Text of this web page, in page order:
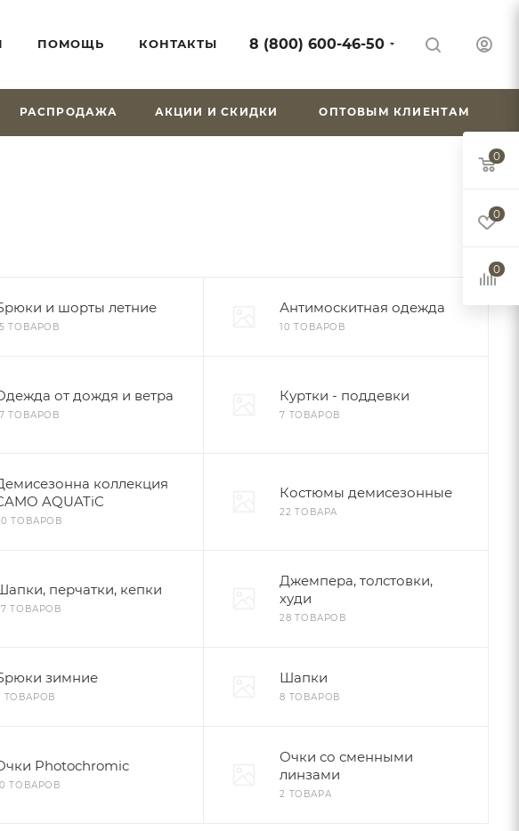
ПОМОЩЬ КОНТАКТЫ 8 (800) 600-46-50
РАСПРОДАЖА АКЦИИ И СКИДКИ ОПТОВЫМ КЛИЕНТАМ
и шорты летние
ТОВАРОВ
Антимоскитная одежда
10 ТОВАРОВ
от дождя и ветра
ТОВАРОВ
Куртки - поддевки
7 ТОВАРОВ
коллекция
AQUATiC
ТОВАРОВ
Костюмы демисезонные
22 ТОВАРА
перчатки, кепки
ТОВАРОВ
Джемпера, толстовки,
худи
28 ТОВАРОВ
зимние
ТОВАРОВ
Шапки
8 ТОВАРОВ
Photochromic
ТОВАРОВ
Очки со сменными
линзами
2 ТОВАРА
0
0
0